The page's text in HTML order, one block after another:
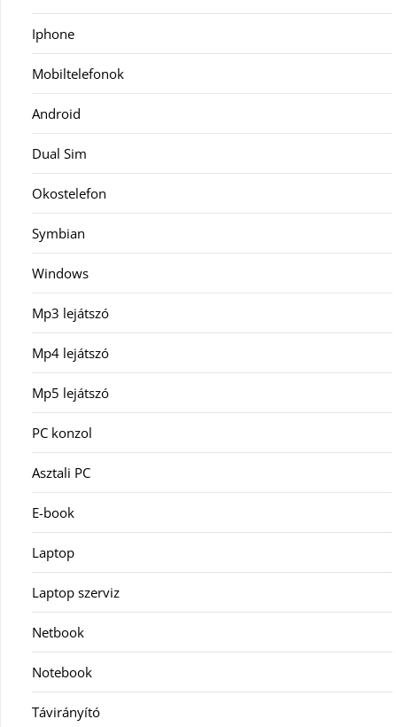
Iphone
Mobiltelefonok
Android
Dual Sim
Okostelefon
Symbian
Windows
Mp3 lejátszó
Mp4 lejátszó
Mp5 lejátszó
PC konzol
Asztali PC
E-book
Laptop
Laptop szerviz
Netbook
Notebook
Távirányító